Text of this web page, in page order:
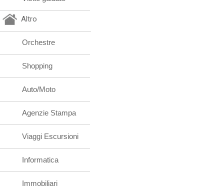
Altro
Orchestre
Shopping
Auto/Moto
Agenzie Stampa
Viaggi Escursioni
Informatica
Immobiliari